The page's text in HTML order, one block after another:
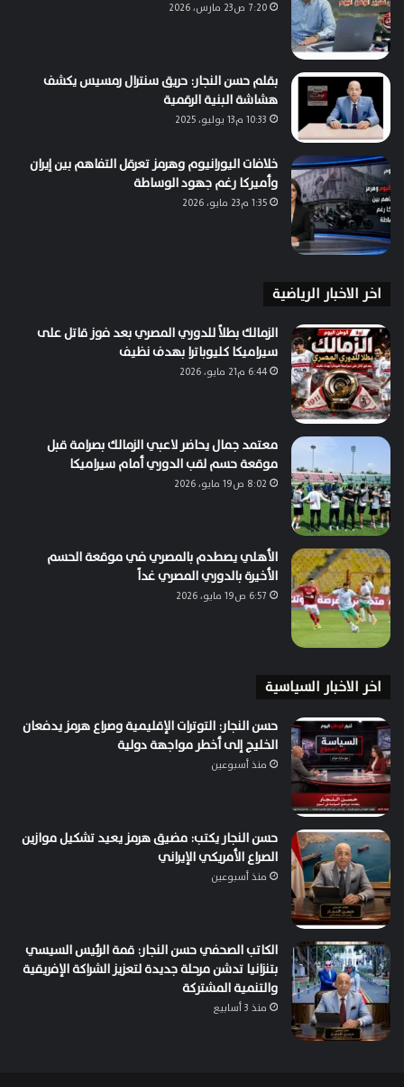
7:20 ص23 مارس، 2026
بقلم حسن النجار: حريق سنترال رمسيس يكشف
هشاشة البنية الرقمية
10:33 م13 يوليو، 2025
خلافات اليورانيوم وهرمز تعرقل التفاهم بين إيران
وأميركا رغم جهود الوساطة
1:35 م23 مايو، 2026
اخر الاخبار الرياضية
الزمالك بطلاً للدوري المصري بعد فوز قاتل على
سيراميكا كليوباترا بهدف نظيف
6:44 م21 مايو، 2026
معتمد جمال يحاضر لاعبي الزمالك بصرامة قبل
موقعة حسم لقب الدوري أمام سيراميكا
8:02 ص19 مايو، 2026
الأهلي يصطدم بالمصري في موقعة الحسم
الأخيرة بالدوري المصري غداً
6:57 ص19 مايو، 2026
اخر الاخبار السياسية
حسن النجار: التوترات الإقليمية وصراع هرمز يدفعان
الخليج إلى أخطر مواجهة دولية
منذ أسبوعين
حسن النجار يكتب: مضيق هرمز يعيد تشكيل موازين
الصراع الأمريكي الإيراني
منذ أسبوعين
الكاتب الصحفي حسن النجار: قمة الرئيس السيسي
بتنزانيا تدشن مرحلة جديدة لتعزيز الشراكة الإفريقية
والتنمية المشتركة
منذ 3 أسابيع